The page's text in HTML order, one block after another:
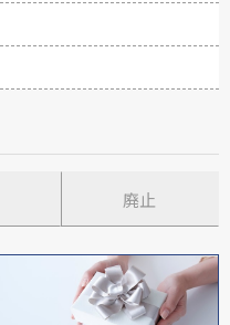
廃止